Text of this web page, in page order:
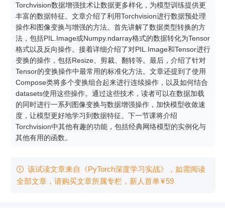
Torchvision数据增强技术让数据更多样化，为模型训练提供更
丰富的数据特征。文章介绍了利用Torchvision进行数据预处理
操作和图像变换与增强的方法。首先讲解了数据类型转换的方
法，包括PIL.Image或Numpy.ndarray格式的数据转化为Tensor
格式以及反向操作。接着详细介绍了对PIL.Image和Tensor进行
变换的操作，包括Resize、剪裁、翻转等。最后，介绍了针对
Tensor的变换操作中最常用的标准化方法。文章还提到了使用
Compose类将多个变换组合起来进行连续操作，以及如何结合
datasets使用这些操作。通过这些技术，读者可以在数据加载
的同时进行一系列图像变换与数据增强操作，加快模型收敛速
度，让模型更好地学习到数据特征。下一节课将介绍
Torchvision中其他有趣的功能，包括经典网络模型的实例化与
其他有用的函数。
 该试读文章来自《PyTorch深度学习实战》，如需阅读
全部文章，请购买文章所属专栏 ，新⼈⾸单¥59